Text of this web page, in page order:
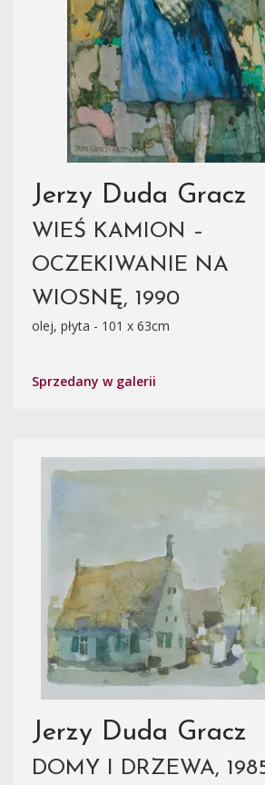
Jerzy Duda Gracz
WIEŚ KAMION –
OCZEKIWANIE NA
WIOSNĘ, 1990
olej, płyta - 101 x 63cm
Sprzedany w galerii
Jerzy Duda Gracz
DOMY I DRZEWA,